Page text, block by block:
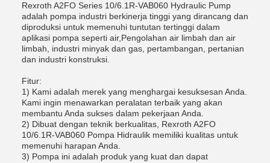
Rexroth A2FO Series 10/6.1R-VAB060 Hydraulic Pump
adalah pompa industri berkinerja tinggi yang dirancang dan
diproduksi untuk memenuhi tuntutan tertinggi dalam
aplikasi pompa seperti air,Pengolahan air limbah dan air
limbah, industri minyak dan gas, pertambangan, pertanian
dan industri konstruksi.
Fitur:
1) Kami adalah merek yang menghargai kesuksesan Anda.
Kami ingin menawarkan peralatan terbaik yang akan
membantu Anda sukses dalam pekerjaan Anda.
2) Dibuat dengan teknik berkualitas, Rexroth A2FO
10/6.1R-VAB060 Pompa Hidraulik memiliki kualitas untuk
memenuhi harapan Anda.
3) Pompa ini adalah produk yang kuat dan dapat